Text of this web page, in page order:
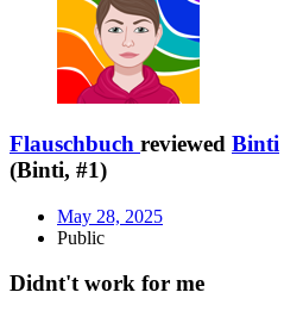
Flauschbuch reviewed Binti
(Binti, #1)
May 28, 2025
Public
Didnt't work for me